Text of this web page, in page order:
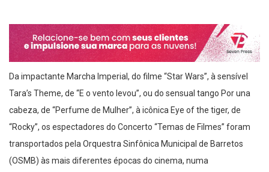
Da impactante Marcha Imperial, do filme “Star Wars”, à sensível
Tara’s Theme, de “E o vento levou”, ou do sensual tango Por una
cabeza, de “Perfume de Mulher”, à icônica Eye of the tiger, de
“Rocky”, os espectadores do Concerto “Temas de Filmes” foram
transportados pela Orquestra Sinfônica Municipal de Barretos
(OSMB) às mais diferentes épocas do cinema, numa